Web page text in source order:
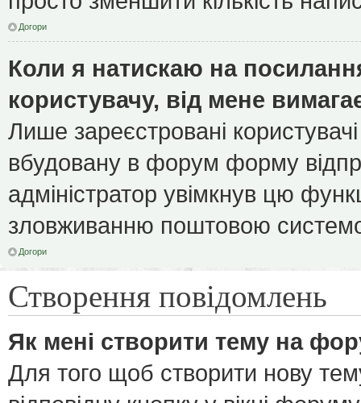
Догори
Коли я натискаю на
користувачу, від мене
Лише зареєстровані
вбудовану в форум форму
адміністратор увімкнув цю
зловживанню поштовою
Догори
Створення повідомлень
Як мені створити тему на
Для того щоб створити нову